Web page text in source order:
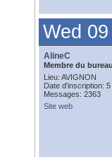
Wed
AlineC
Membre du bureau
Lieu: AVIGNON
Date d'inscription:
Messages: 2363
Site web